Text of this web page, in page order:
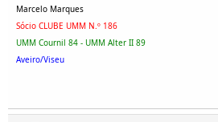
Marcelo Marques
Sócio CLUBE UMM N.º 186
UMM Cournil 84 - UMM Alter II 89
Aveiro/Viseu